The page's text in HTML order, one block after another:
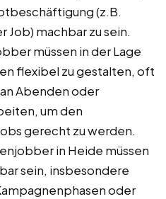
(z.B.
Job) machbar zu sein.
müssen in der Lage
flexibel zu gestalten, oft
Abenden oder
um den
gerecht zu werden.
in Heide müssen
sein, insbesondere
oder